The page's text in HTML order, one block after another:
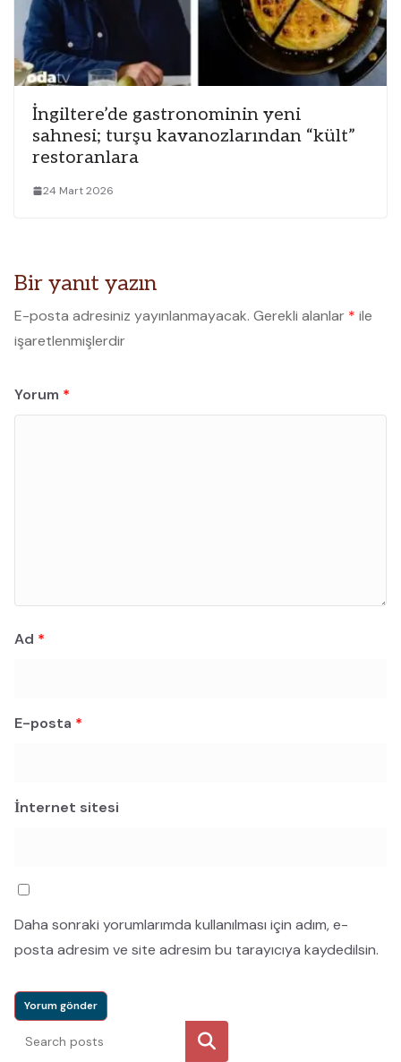
İngiltere’de gastronominin yeni
sahnesi; turşu kavanozlarından “kült”
restoranlara
24 Mart 2026
Bir yanıt yazın
E-posta adresiniz yayınlanmayacak. Gerekli alanlar * ile
işaretlenmişlerdir
Yorum *
Ad *
E-posta *
İnternet sitesi
Daha sonraki yorumlarımda kullanılması için adım, e-
posta adresim ve site adresim bu tarayıcıya kaydedilsin.
Ara